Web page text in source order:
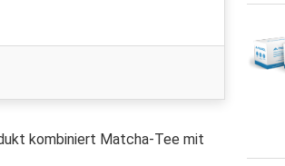
kombiniert Matcha-Tee mit